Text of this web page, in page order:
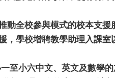
動全校參與模式的校本支援
，學校增聘教學助理入課室
至小六中文、英文及數學的